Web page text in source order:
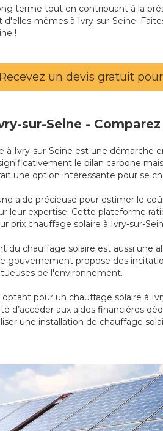
terme tout en contribuant à la
mêmes à Ivry-sur-Seine.
!
Recevez un devis gratuit
sur-Seine -
à Ivry-sur-Seine est une
le bilan carbone
une option intéressante pour se
aide précieuse pour estimer le
leur expertise. Cette plateforme
prix chauffage solaire à Ivry-sur-
du chauffage solaire est aussi
gouvernement propose des
de l'environnement.
pour un chauffage solaire à
aux aides financières
une installation de chauffage